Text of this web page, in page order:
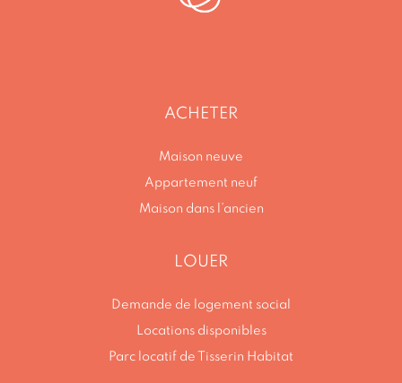
ACHETER
Maison neuve
Appartement neuf
Maison dans l’ancien
LOUER
Demande de logement social
Locations disponibles
Parc locatif de Tisserin Habitat